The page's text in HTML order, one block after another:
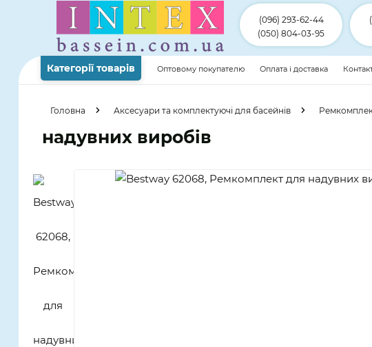
(096) 293-62-44
(050) 804-03-95
Категорії товарів Оптовому покупателю Оплата і доставка
Головна Аксесуари та комплектуючі для басейнів
надувних виробів